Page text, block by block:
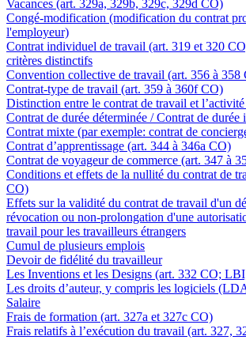
Vacances (art. 329a, 329b, 329c, 329d CO)
Congé-modification (modification du contrat
l'employeur)
Contrat individuel de travail (art. 319 et 320
critères distinctifs
Convention collective de travail (art. 356 à 358
Contrat-type de travail (art. 359 à 360f CO)
Distinction entre le contrat de travail et
Contrat de durée déterminée / Contrat de durée
Contrat mixte (par exemple: contrat de
Contrat d’apprentissage (art. 344 à 346a CO)
Contrat de voyageur de commerce (art. 347 à
Conditions et effets de la nullité du contrat de
CO)
Effets sur la validité du contrat de travail d'un
révocation ou non-prolongation d'une
travail pour les travailleurs étrangers
Cumul de plusieurs emplois
Devoir de fidélité du travailleur
Les Inventions et les Designs (art. 332 CO;
Les droits d’auteur, y compris les logiciels
Salaire
Frais de formation (art. 327a et 327c CO)
Frais relatifs à l’exécution du travail (art. 327,